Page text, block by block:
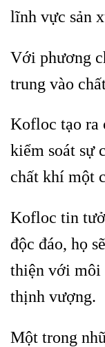
lĩnh vực sản
Với phương
trung vào
Kofloc tạo ra
kiểm soát sự
chất khí một
Kofloc tin
độc đáo, họ
thiện với môi
thịnh vượng.
Một trong